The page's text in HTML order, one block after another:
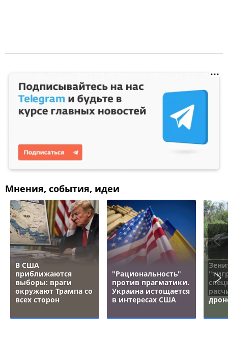
Мнения, события, идеи
В США
приближаются
выборы: враги
окружают Трампа со
всех сторон
"Рациональность"
против прагматики.
Украина истощается
в интересах США